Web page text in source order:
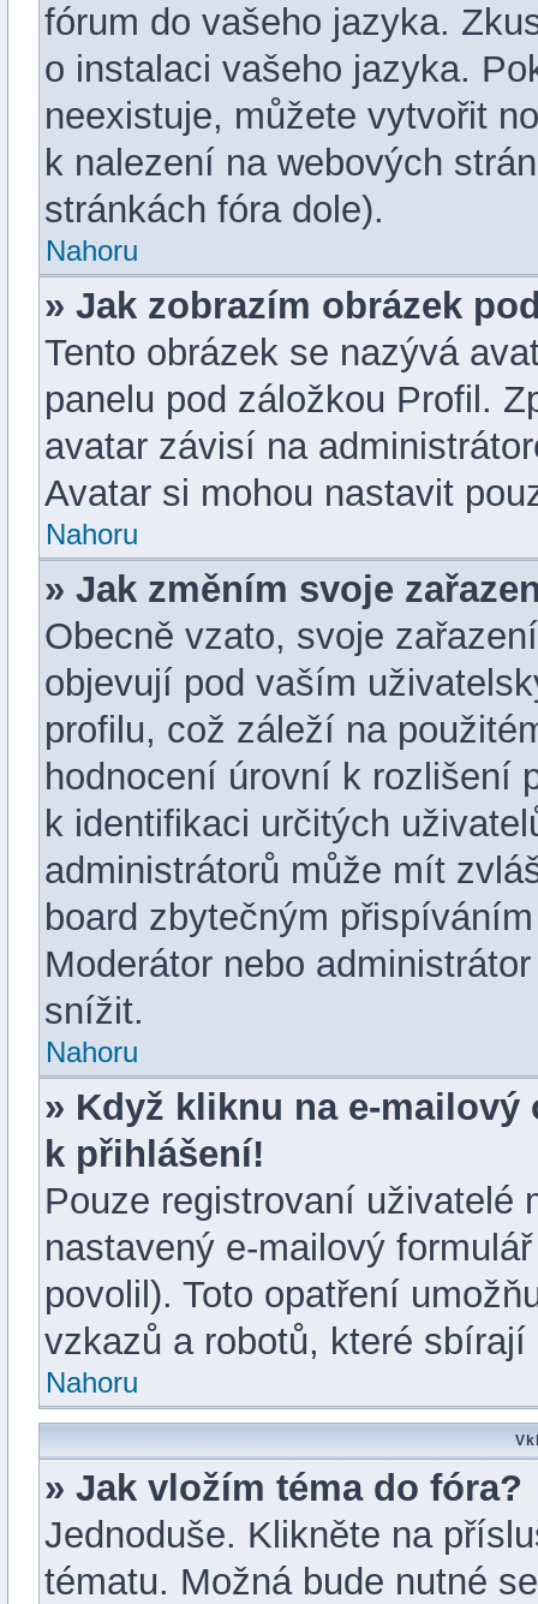
fórum do vašeho jazyka.
o instalaci vašeho jazyka.
neexistuje, můžete vytvořit
k nalezení na webových
stránkách fóra dole).
Nahoru
» Jak zobrazím obrázek
Tento obrázek se nazývá
panelu pod záložkou Profil.
avatar závisí na
Avatar si mohou nastavit
Nahoru
» Jak změním svoje
Obecně vzato, svoje
objevují pod vaším
profilu, což záleží na
hodnocení úrovní k rozlišení
k identifikaci určitých
administrátorů může mít
board zbytečným
Moderátor nebo
snížit.
Nahoru
» Když kliknu na e-mailový
k přihlášení!
Pouze registrovaní uživatelé
nastavený e-mailový
povolil). Toto opatření
vzkazů a robotů, které sbírají
Nahoru
» Jak vložím téma do fóra?
Jednoduše. Klikněte na
tématu. Možná bude nutné